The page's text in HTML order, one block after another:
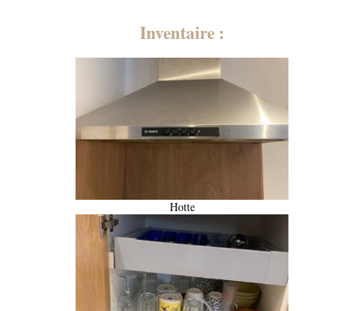
Inventaire :
Hotte